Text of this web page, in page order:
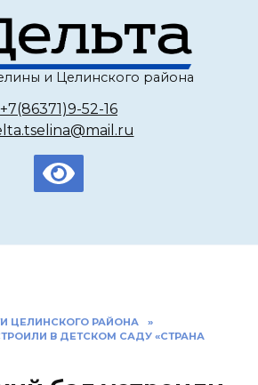
и Целинского района
+7(86371)9-52-16
ЦЕЛИНСКОГО РАЙОНА
»
В ДЕТСКОМ САДУ «СТРАНА